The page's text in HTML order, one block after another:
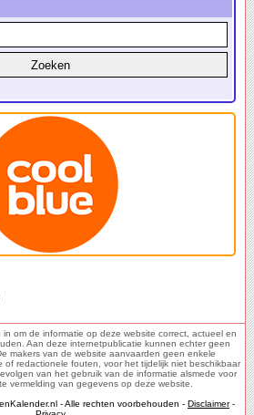
om de informatie op deze website correct, actueel en
Aan deze internetpublicatie kunnen echter geen
makers van de website aanvaarden geen enkele
of redactionele fouten, voor het tijdelijk niet beschikbaar
van het gebruik van de informatie alsmede voor
vermelding van gegevens op deze website.
- Alle rechten voorbehouden - Disclaimer-